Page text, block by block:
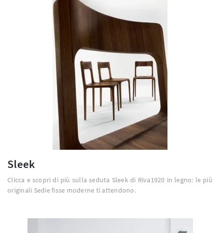
Sleek
Clicca e scopri di più sulla seduta Sleek di Riva1920 in legno: le più
originali Sedie fisse moderne ti attendono.